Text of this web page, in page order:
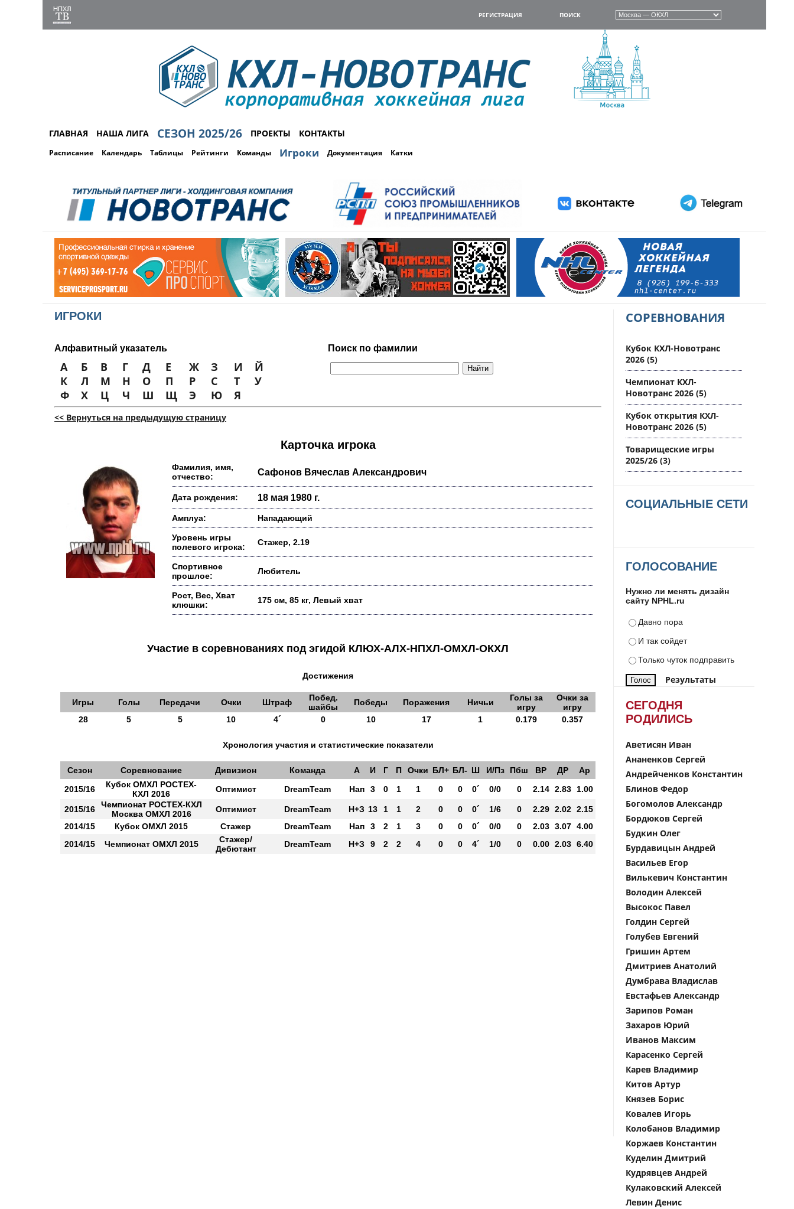
РЕГИСТРАЦИЯ ПОИСК
ГЛАВНАЯ НАША ЛИГА СЕЗОН 2025/26 ПРОЕКТЫ КОНТАКТЫ
Расписание Календарь Таблицы Рейтинги Команды Игроки Документация Катки
ИГРОКИ
Алфавитный указатель Поиск по фамилии
А Б В Г Д Е Ж З И
Й
К
Л М Н О П Р С Т
У
Ф
Х Ц Ч Ш Щ Э Ю Я
<< Вернуться на предыдущую страницу
Карточка игрока
Фамилия, имя,
отчество:
Сафонов Вячеслав Александрович
Дата рождения: 18 мая 1980 г.
Амплуа: Нападающий
Уровень игры
полевого игрока:
Стажер, 2.19
Спортивное
прошлое:
Любитель
Рост, Вес, Хват
клюшки:
175 см, 85 кг, Левый хват
Участие в соревнованиях под эгидой КЛЮХ-АЛХ-НПХЛ-ОМХЛ-ОКХЛ
Достижения
Игры Голы Передачи Очки Штраф
Побед.
шайбы
Победы Поражения Ничьи
Голы за
игру
Очки за
игру
28
5 5 10 4´ 0 10 17 1 0.179 0.357
Хронология участия и статистические показатели
Сезон Соревнование Дивизион Команда А И Г П Очки БЛ+ БЛ- Ш И/Пз Пбш ВР ДР
Ар
2015/16
Кубок ОМХЛ РОСТЕХ-
КХЛ 2016
Оптимист DreamTeam Нап 3 0 1 1 0 0 0´ 0/0 0 2.14 2.83 1.00
2015/16
Чемпионат РОСТЕХ-КХЛ
Москва ОМХЛ 2016
Оптимист DreamTeam Н+З 13 1 1 2 0 0 0´ 1/6 0 2.29 2.02 2.15
2014/15
Кубок ОМХЛ 2015 Стажер DreamTeam Нап 3 2 1 3 0 0 0´ 0/0 0 2.03 3.07 4.00
2014/15
Чемпионат ОМХЛ 2015
Стажер/
Дебютант
DreamTeam Н+З 9 2 2 4 0 0 4´ 1/0 0 0.00 2.03 6.40
СОРЕВНОВАНИЯ
Кубок КХЛ-Новотранс
2026 (5)
Чемпионат КХЛ-
Новотранс 2026 (5)
Кубок открытия КХЛ-
Новотранс 2026 (5)
Товарищеские игры
2025/26 (3)
СОЦИАЛЬНЫЕ СЕТИ
ГОЛОСОВАНИЕ
Нужно ли менять дизайн
сайту NPHL.ru
Давно пора
И так сойдет
Только чуток подправить
Результаты
СЕГОДНЯ
РОДИЛИСЬ
Аветисян Иван
Ананенков Сергей
Андрейченков Константин
Блинов Федор
Богомолов Александр
Бордюков Сергей
Будкин Олег
Бурдавицын Андрей
Васильев Егор
Вилькевич Константин
Володин Алексей
Высокос Павел
Голдин Сергей
Голубев Евгений
Гришин Артем
Дмитриев Анатолий
Думбрава Владислав
Евстафьев Александр
Зарипов Роман
Захаров Юрий
Иванов Максим
Карасенко Сергей
Карев Владимир
Китов Артур
Князев Борис
Ковалев Игорь
Колобанов Владимир
Коржаев Константин
Куделин Дмитрий
Кудрявцев Андрей
Кулаковский Алексей
Левин Денис